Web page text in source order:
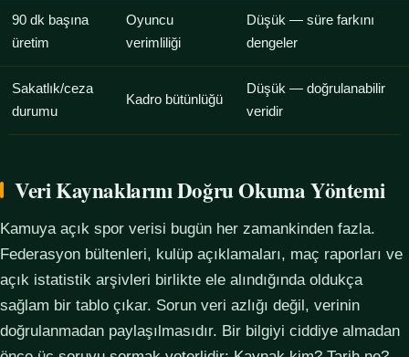
90 dk başına
üretim
Oyuncu
verimliliği
Düşük — süre farkını
dengeler
Sakatlık/ceza
durumu
Kadro bütünlüğü
Düşük — doğrulanabilir
veridir
Veri Kaynaklarını Doğru Okuma Yöntemi
Kamuya açık spor verisi bugün her zamankinden fazla.
Federasyon bültenleri, kulüp açıklamaları, maç raporları ve
açık istatistik arşivleri birlikte ele alındığında oldukça
sağlam bir tablo çıkar. Sorun veri azlığı değil, verinin
doğrulanmadan paylaşılmasıdır. Bir bilgiyi ciddiye almadan